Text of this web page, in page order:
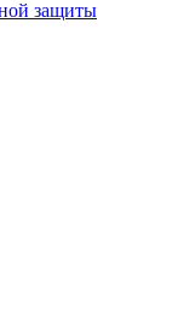
защиты